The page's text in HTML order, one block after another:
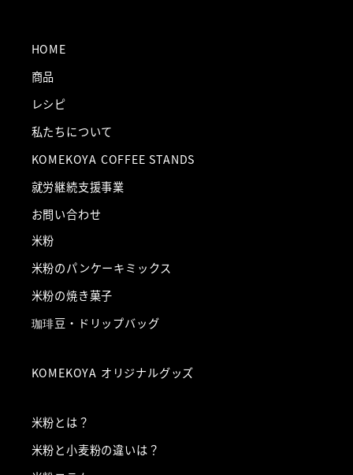
HOME
商品
レシピ
私たちについて
KOMEKOYA COFFEE STANDS
就労継続支援事業
お問い合わせ
米粉
米粉のパンケーキミックス
米粉の焼き菓子
珈琲豆・ドリップバッグ
KOMEKOYA オリジナルグッズ
米粉とは？
米粉と小麦粉の違いは？